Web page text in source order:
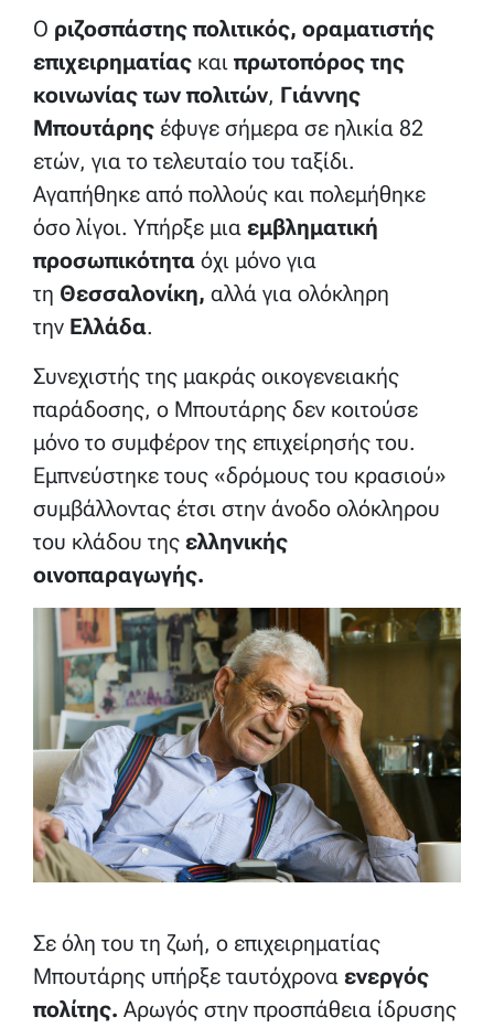
Ο ριζοσπάστης πολιτικός, οραματιστής
επιχειρηματίας και πρωτοπόρος της
κοινωνίας των πολιτών, Γιάννης
Μπουτάρης έφυγε σήμερα σε ηλικία 82
ετών, για το τελευταίο του ταξίδι.
Αγαπήθηκε από πολλούς και πολεμήθηκε
όσο λίγοι. Υπήρξε μια εμβληματική
προσωπικότητα όχι μόνο για
τη Θεσσαλονίκη, αλλά για ολόκληρη
την Ελλάδα.
Συνεχιστής της μακράς οικογενειακής
παράδοσης, ο Μπουτάρης δεν κοιτούσε
μόνο το συμφέρον της επιχείρησής του.
Εμπνεύστηκε τους «δρόμους του κρασιού»
συμβάλλοντας έτσι στην άνοδο ολόκληρου
του κλάδου της ελληνικής
οινοπαραγωγής.
Σε όλη του τη ζωή, ο επιχειρηματίας
Μπουτάρης υπήρξε ταυτόχρονα ενεργός
πολίτης. Αρωγός στην προσπάθεια ίδρυσης